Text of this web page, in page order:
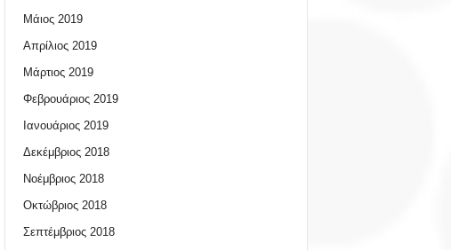
Μάιος 2019
Απρίλιος 2019
Μάρτιος 2019
Φεβρουάριος 2019
Ιανουάριος 2019
Δεκέμβριος 2018
Νοέμβριος 2018
Οκτώβριος 2018
Σεπτέμβριος 2018